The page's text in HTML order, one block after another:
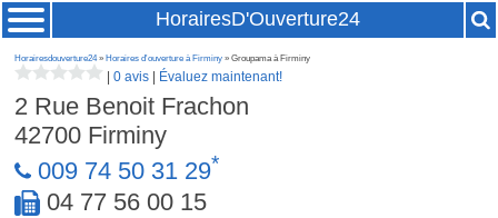
HorairesD'Ouverture24
Horairesdouverture24» Horaires d'ouverture à Firminy » Groupama à Firminy
|0 avis Évaluez maintenant!
2 Rue Benoit Frachon
42700 Firminy
009 74 50 31 29*
04 77 56 00 15